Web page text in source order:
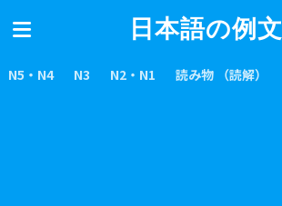
日本語の例文
N5・N4 N3 N2・N1 読み物 （読解）